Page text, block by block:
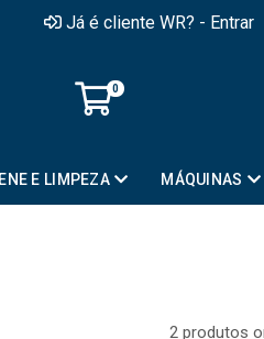
Já é cliente WR? - Entrar
0
E LIMPEZA MÁQUINAS
2 produtos